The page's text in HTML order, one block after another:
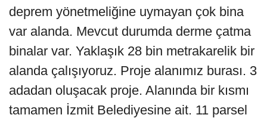
deprem yönetmeliğine uymayan çok bina
var alanda. Mevcut durumda derme çatma
binalar var. Yaklaşık 28 bin metrakarelik bir
alanda çalışıyoruz. Proje alanımız burası. 3
adadan oluşacak proje. Alanında bir kısmı
tamamen İzmit Belediyesine ait. 11 parsel